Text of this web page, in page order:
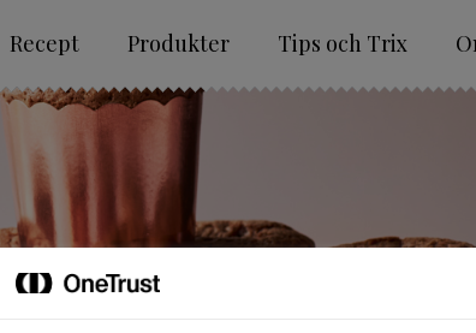
Recept Produkter Tips och Trix